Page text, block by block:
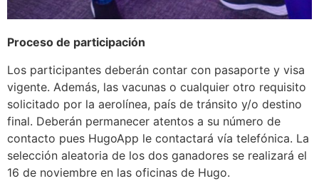
Proceso de participación
Los participantes deberán contar con pasaporte y visa
vigente. Además, las vacunas o cualquier otro requisito
solicitado por la aerolínea, país de tránsito y/o destino
final. Deberán permanecer atentos a su número de
contacto pues HugoApp le contactará vía telefónica. La
selección aleatoria de los dos ganadores se realizará el
16 de noviembre en las oficinas de Hugo.